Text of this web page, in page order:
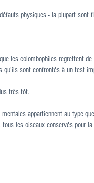
physiques - la plupart sont
les colombophiles regrettent
qu'ils sont confrontés à un test
très tôt.
appartiennent au type
les oiseaux conservés pour